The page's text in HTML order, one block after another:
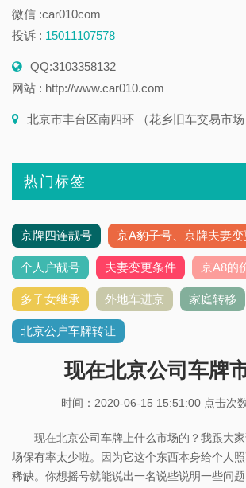
微信 :car010com
投诉 : 15011107578
QQ:3103358132
网站 : http://www.car010.com
北京市丰台区南四环 （花乡旧车交易市场
热门标签
京牌四连靓号 京A豹子号、京牌夫妻变
个人户靓号 夫妻变更条件 京A8的
多子女继承 外地车进京 家庭转移
北京公户车牌转让
现在北京公司车牌
时间：2020-06-15 15:51:00 点击次数
现在北京公司车牌上什么市场的？我跟大家
场保有率太少啦。因为它这个东西本身给个人
稀缺。你想摇号就能说出一名说些说明一些问